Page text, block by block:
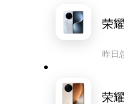
昨日